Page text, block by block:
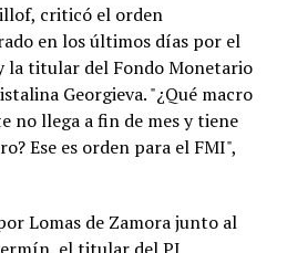
“payaso” a Milei, también
una injerencia externa en la
criticó el orden
en los últimos días por el
la titular del Fondo Monetario
Georgieva. "¿Qué macro
no llega a fin de mes y tiene
Ese es orden para el FMI",
Lomas de Zamora junto al